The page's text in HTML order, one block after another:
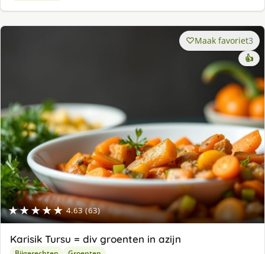
★★★★★ 4.63 (63)
Maak favoriet3
👍
Karisik Tursu = div groenten in azijn